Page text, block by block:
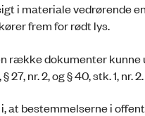
i materiale vedrørende
frem for rødt lys.
række dokumenter
27, nr. 2, og § 40, stk. 1, nr. 2.
bestemmelserne i